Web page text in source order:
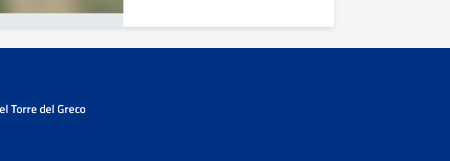
Torre del Greco